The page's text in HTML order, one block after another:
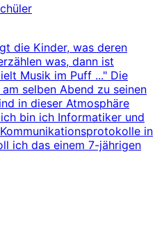
die Kinder, was deren
was, dann ist
Musik im Puff ..." Die
selben Abend zu seinen
in dieser Atmosphäre
bin ich Informatiker und
in
ich das einem 7-jährigen